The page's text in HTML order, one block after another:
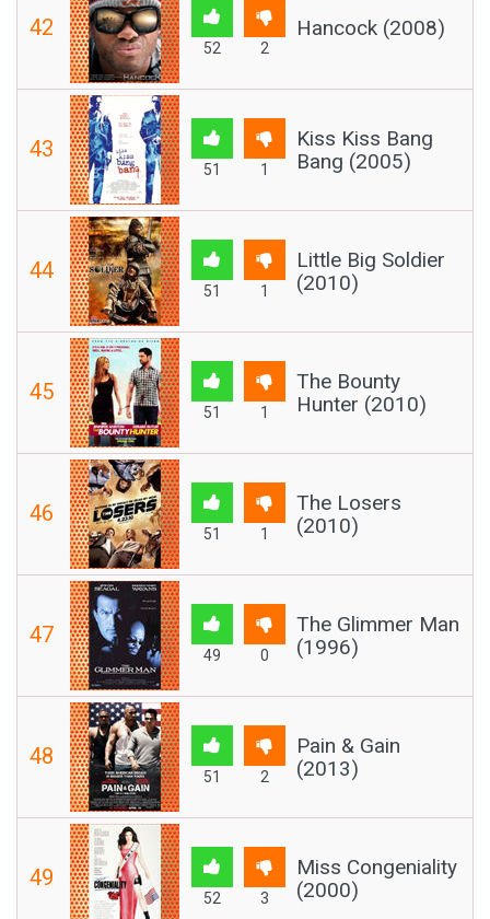
42
52 2
Hancock (2008)
43
51 1
Kiss Kiss Bang
Bang (2005)
44
51 1
Little Big Soldier
(2010)
45
51 1
The Bounty
Hunter (2010)
46
51 1
The Losers
(2010)
47
49 0
The Glimmer Man
(1996)
48
51 2
Pain & Gain
(2013)
49
52 3
Miss Congeniality
(2000)